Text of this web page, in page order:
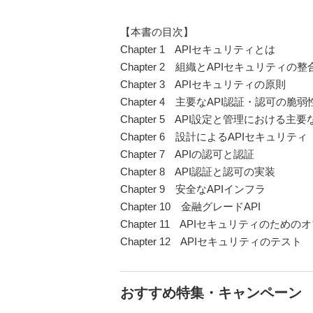
【本書の目次】
Chapter 1 APIセキュリティとは
Chapter 2 組織とAPIセキュリティの整
Chapter 3 APIセキュリティの原則
Chapter 4 主要なAPI認証・認可の脆弱
Chapter 5 API設定と管理における主要
Chapter 6 設計によるAPIセキュリティ
Chapter 7 APIの認可と認証
Chapter 8 API認証と認可の実装
Chapter 9 安全なAPIインフラ
Chapter 10 金融グレードAPI
Chapter 11 APIセキュリティのためのオ
Chapter 12 APIセキュリティのテスト
おすすめ特集・キャンペーン